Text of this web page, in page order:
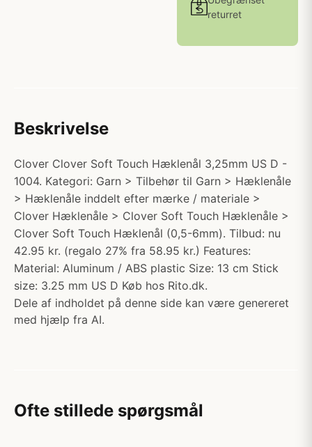
returret
Beskrivelse
Clover Clover Soft Touch Hæklenål 3,25mm US D -
1004. Kategori: Garn > Tilbehør til Garn > Hæklenåle
> Hæklenåle inddelt efter mærke / materiale >
Clover Hæklenåle > Clover Soft Touch Hæklenåle >
Clover Soft Touch Hæklenål (0,5-6mm). Tilbud: nu
42.95 kr. (regalo 27% fra 58.95 kr.) Features:
Material: Aluminum / ABS plastic Size: 13 cm Stick
size: 3.25 mm US D Køb hos Rito.dk.
Dele af indholdet på denne side kan være genereret
med hjælp fra AI.
Ofte stillede spørgsmål